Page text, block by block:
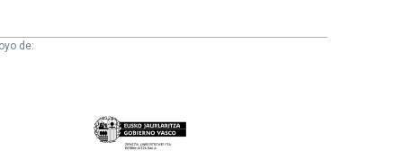
de:
Eusko
Jaurlaritza